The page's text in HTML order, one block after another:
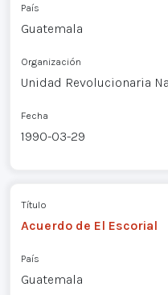
País
Guatemala
Organización
Unidad Revolucionaria
Fecha
1990-03-29
Título
Acuerdo de El Escorial
País
Guatemala